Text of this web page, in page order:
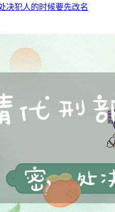
决犯人的时候要先改名